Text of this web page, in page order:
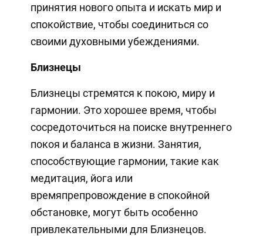
принятия нового опыта и искать мир и
спокойствие, чтобы соединиться со
своими духовными убеждениями.
Близнецы
Близнецы стремятся к покою, миру и
гармонии. Это хорошее время, чтобы
сосредоточиться на поиске внутреннего
покоя и баланса в жизни. Занятия,
способствующие гармонии, такие как
медитация, йога или
времяпрепровождение в спокойной
обстановке, могут быть особенно
привлекательными для Близнецов.